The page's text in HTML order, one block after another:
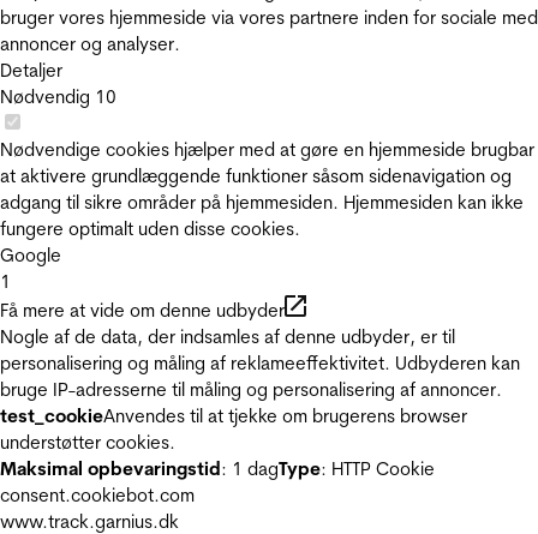
bruger vores hjemmeside via vores partnere inden for sociale
annoncer og analyser.
Detaljer
Nødvendig 10
Nødvendige cookies hjælper med at gøre en hjemmeside
at aktivere grundlæggende funktioner såsom sidenavigation og
adgang til sikre områder på hjemmesiden. Hjemmesiden kan ikke
fungere optimalt uden disse cookies.
Google
1
Få mere at vide om denne udbyder
Nogle af de data, der indsamles af denne udbyder, er til
personalisering og måling af reklameeffektivitet. Udbyderen kan
bruge IP-adresserne til måling og personalisering af annoncer.
test_cookieAnvendes til at tjekke om brugerens browser
understøtter cookies.
Maksimal opbevaringstid: 1 dagType: HTTP Cookie
consent.cookiebot.com
www.track.garnius.dk